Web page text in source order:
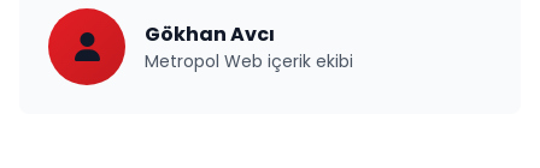
Gökhan Avcı
Metropol Web içerik ekibi